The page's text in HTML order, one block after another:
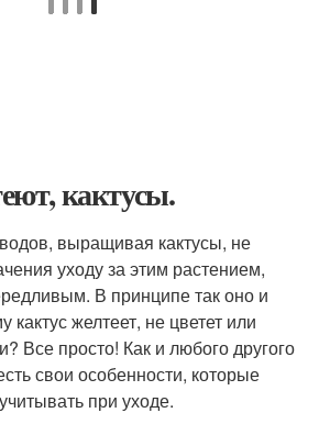
кактусы.
выращивая кактусы, не
уходу за этим растением,
В принципе так оно и
кактус желтеет, не цветет или
Все просто! Как и любого другого
свои особенности, которые
при уходе.